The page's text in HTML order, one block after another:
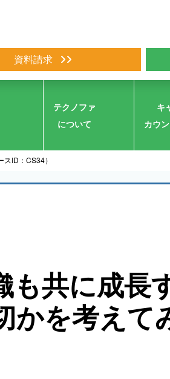
資料請求
テクノファ
について
キ
カウ
ID：CS34）
共に成長
かを考えて